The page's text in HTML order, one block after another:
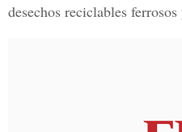
desechos reciclables